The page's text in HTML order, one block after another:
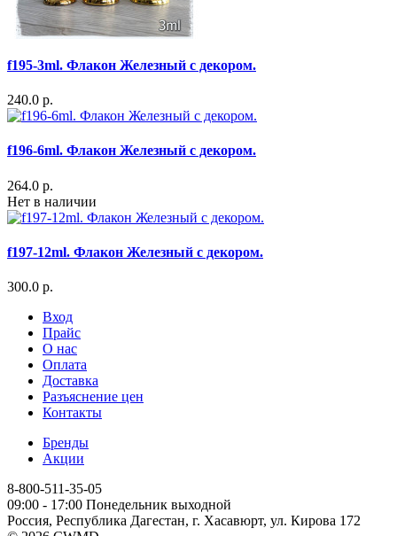
f195-3ml. Флакон Железный с декором.
240.0 р.
f196-6ml. Флакон Железный с декором.
264.0 р.
Нет в наличии
f197-12ml. Флакон Железный с декором.
300.0 р.
Вход
Прайс
О нас
Оплата
Доставка
Разъяснение цен
Контакты
Бренды
Акции
8-800-511-35-05
09:00 - 17:00 Понедельник выходной
Россия, Республика Дагестан, г. Хасавюрт, ул. Кирова 172